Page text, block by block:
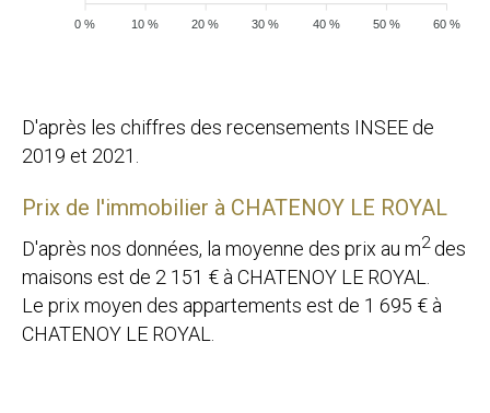
60 %
50 %
40 %
30 %
20 %
10 %
0 %
D'après les chiffres des recensements INSEE de
2019 et 2021.
Prix de l'immobilier à CHATENOY LE ROYAL
D'après nos données, la moyenne des prix au m2des
maisons est de 2 151 € à CHATENOY LE ROYAL.
Le prix moyen des appartements est de 1 695 € à
CHATENOY LE ROYAL.